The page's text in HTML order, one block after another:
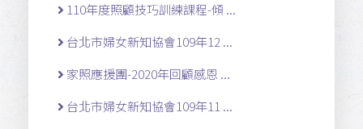
110年度照顧技巧訓練課程-傾 ...
台北市婦女新知協會109年12 ...
家照應援團-2020年回顧感恩 ...
台北市婦女新知協會109年11 ...